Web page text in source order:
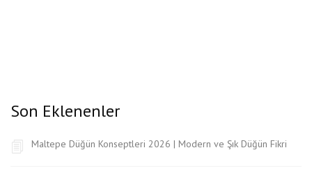
Son Eklenenler
Maltepe Düğün Konseptleri 2026 | Modern ve Şık Düğün Fikri